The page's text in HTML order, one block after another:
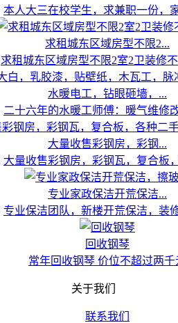
本人大三在校学生，求兼职一份，
求租城东区域房型不限2...
求租城东区域房型不限2室2卫装修
水暖电工，钻眼砸墙，...
二十六年的水暖工师傅：暖气维修
大量收售彩钢房，彩钢...
大量收售彩钢房，彩钢瓦，复合板
专业家政保洁开荒保洁...
专业保洁团队，新楼开荒保洁，装
回收钢琴
常年回收钢琴 价位不超过两千
关于我们
联系我们